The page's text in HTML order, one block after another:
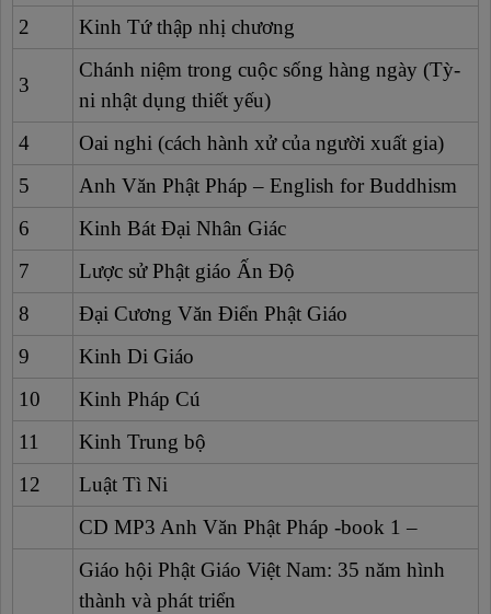
2
Kinh Tứ thập nhị chương
3
Chánh niệm trong cuộc sống hàng ngày (Tỳ-
ni nhật dụng thiết yếu)
4
Oai nghi (cách hành xử của người xuất gia)
5
Anh Văn Phật Pháp – English for Buddhism
6
Kinh Bát Đại Nhân Giác
7
Lược sử Phật giáo Ấn Độ
8
Đại Cương Văn Điển Phật Giáo
9
Kinh Di Giáo
10
Kinh Pháp Cú
11
Kinh Trung bộ
12
Luật Tì Ni
CD MP3 Anh Văn Phật Pháp -book 1 –
Giáo hội Phật Giáo Việt Nam: 35 năm hình
thành và phát triển